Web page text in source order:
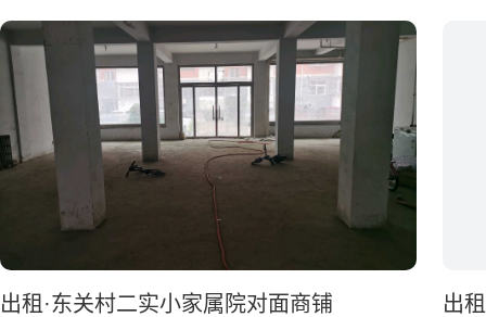
出租·东关村二实小家属院对面商铺
出